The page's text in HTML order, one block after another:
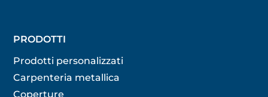
PRODOTTI
Prodotti personalizzati
Carpenteria metallica
Coperture